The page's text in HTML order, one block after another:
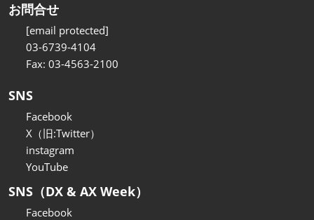
お問合せ
[email protected]
03-6739-4104
Fax: 03-4563-2100
SNS
Facebook
X（旧:Twitter）
instagram
YouTube
SNS（DX & AX Week）
Facebook